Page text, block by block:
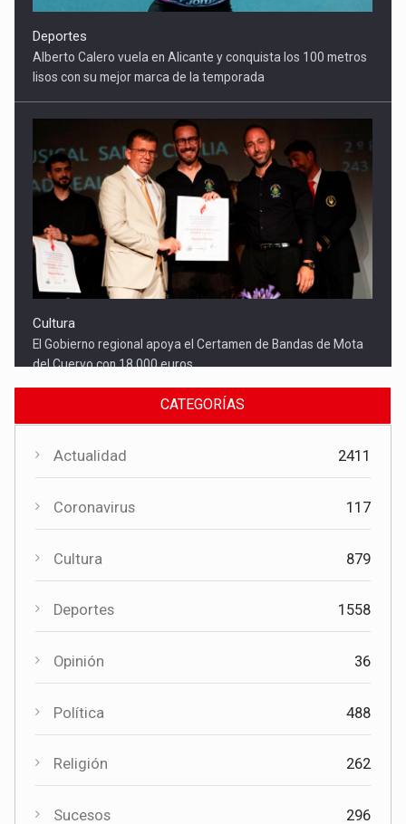
Deportes
Alberto Calero vuela en Alicante y conquista los 100 metros
lisos con su mejor marca de la temporada
Cultura
El Gobierno regional apoya el Certamen de Bandas de Mota
del Cuervo con 18.000 euros
Cultura
El Certamen "Villa Cervantina" vuelve a situar a Mota del
CATEGORÍAS
Actualidad 2411
Coronavirus 117
Cultura 879
Deportes 1558
Opinión 36
Política 488
Religión 262